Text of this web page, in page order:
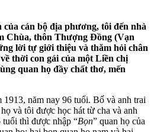
cán bộ địa phương, tôi đến nhà
Chùa, thôn Thượng Đồng (Vạn
lời tự giới thiệu và thăm hỏi chân
thời con gái của một Liền chị
quan họ đầy chất thơ, mến
năm nay 96 tuổi. Bố và anh trai
và tôi được học hát từ cha và anh
thì được nhập “Bọn” quan họ của